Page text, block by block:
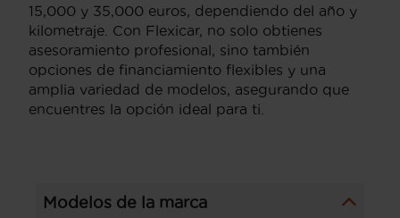
15,000 y 35,000 euros, dependiendo del año y
kilometraje. Con Flexicar, no solo obtienes
asesoramiento profesional, sino también
opciones de financiamiento flexibles y una
amplia variedad de modelos, asegurando que
encuentres la opción ideal para ti.
Modelos de la marca